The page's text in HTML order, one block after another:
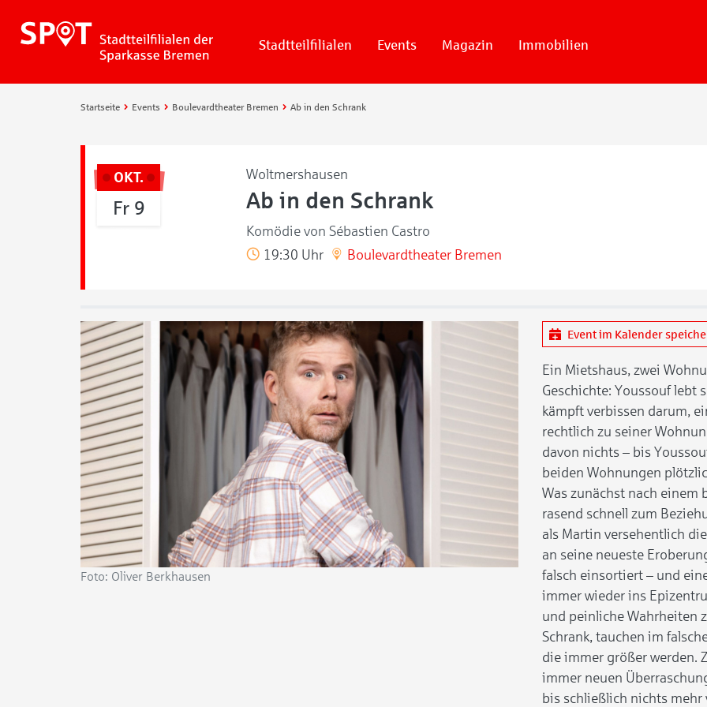
Stadtteilfilialen Events Magazin Immobilien
Startseite Events Boulevardtheater Bremen Ab in den Schrank
OKT.
Fr 9
Woltmershausen
Ab in den Schrank
Komödie von Sébastien Castro
19:30 Uhr
Boulevardtheater Bremen
Foto: Oliver Berkhausen
Event im Kalender
Ein Mietshaus, zwei
Geschichte: Youssouf lebt
kämpft verbissen darum,
rechtlich zu seiner
davon nichts – bis
beiden Wohnungen
Was zunächst nach einem
rasend schnell zum
als Martin versehentlich
an seine neueste
falsch einsortiert – und
immer wieder ins
und peinliche Wahrheiten
Schrank, tauchen im
die immer größer werden.
immer neuen
bis schließlich nichts mehr